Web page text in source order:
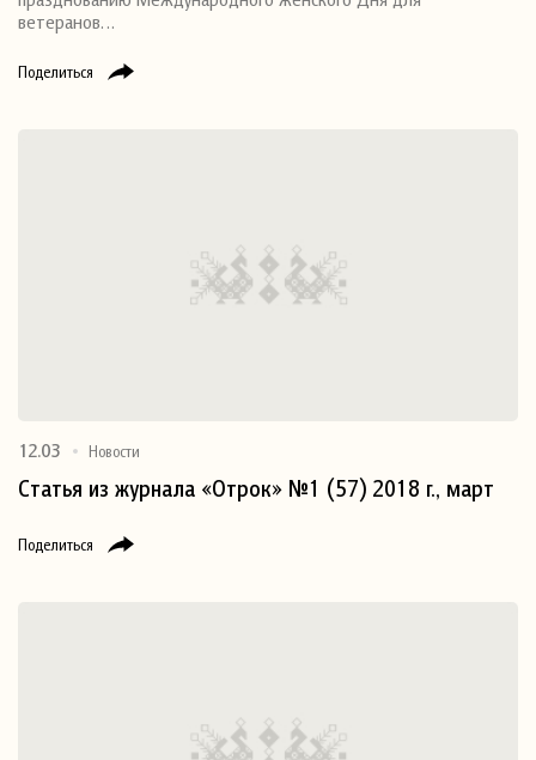
Поделиться
ветеранов…
Поделиться
12.03 Новости
Статья из журнала «Отрок» №1 (57) 2018 г., март